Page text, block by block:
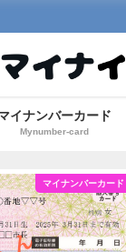
イナンバーカード
Mynumber-card
マイナンバーカード